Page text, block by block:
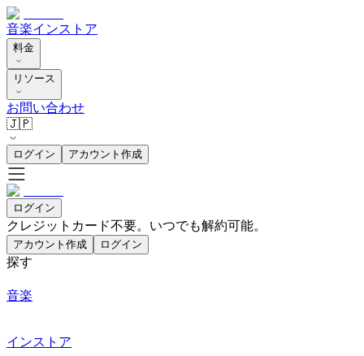
音楽インストア
料金
リソース
お問い合わせ
🇯🇵
ログイン アカウント作成
ログイン
クレジットカード不要。いつでも解約可能。
アカウント作成 ログイン
探す
音楽
インストア